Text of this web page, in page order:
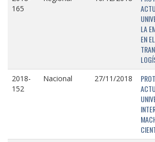
165
LA
EN
2018-
152
Nacional 27/11/2018